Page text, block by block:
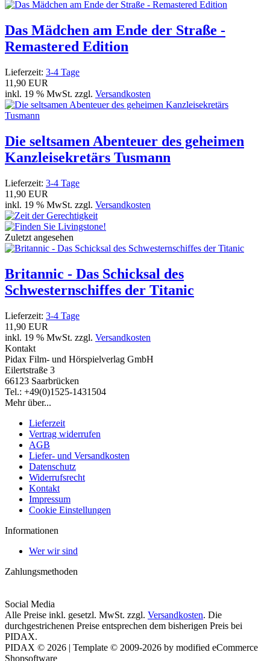
Das Mädchen am Ende der Straße -
Remastered Edition
Lieferzeit: 3-4 Tage
11,90 EUR
inkl. 19 % MwSt. zzgl. Versandkosten
Die seltsamen Abenteuer des geheimen
Kanzleisekretärs Tusmann
Lieferzeit: 3-4 Tage
11,90 EUR
inkl. 19 % MwSt. zzgl. Versandkosten
Zuletzt angesehen
Britannic - Das Schicksal des
Schwesternschiffes der Titanic
Lieferzeit: 3-4 Tage
11,90 EUR
inkl. 19 % MwSt. zzgl. Versandkosten
Kontakt
Pidax Film- und Hörspielverlag GmbH
Eilertstraße 3
66123 Saarbrücken
Tel.: +49(0)1525-1431504
Mehr über...
Lieferzeit
Vertrag widerrufen
AGB
Liefer- und Versandkosten
Datenschutz
Widerrufsrecht
Kontakt
Impressum
Cookie Einstellungen
Informationen
Wer wir sind
Zahlungsmethoden
Social Media
Alle Preise inkl. gesetzl. MwSt. zzgl. Versandkosten. Die
durchgestrichenen Preise entsprechen dem bisherigen Preis bei
PIDAX.
PIDAX © 2026 | Template © 2009-2026 by modified eCommerce
Shopsoftware